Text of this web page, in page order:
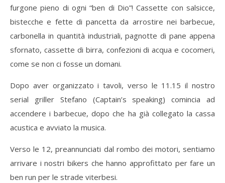
furgone pieno di ogni “ben di Dio”! Cassette con salsicce,
bistecche e fette di pancetta da arrostire nei barbecue,
carbonella in quantità industriali, pagnotte di pane appena
sfornato, cassette di birra, confezioni di acqua e cocomeri,
come se non ci fosse un domani.
Dopo aver organizzato i tavoli, verso le 11.15 il nostro
serial griller Stefano (Captain’s speaking) comincia ad
accendere i barbecue, dopo che ha già collegato la cassa
acustica e avviato la musica.
Verso le 12, preannunciati dal rombo dei motori, sentiamo
arrivare i nostri bikers che hanno approfittato per fare un
ben run per le strade viterbesi.